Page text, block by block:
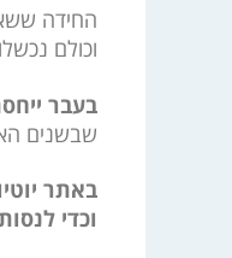
החידה
וכולם
בעבר
שבשנים
באתר
וכדי